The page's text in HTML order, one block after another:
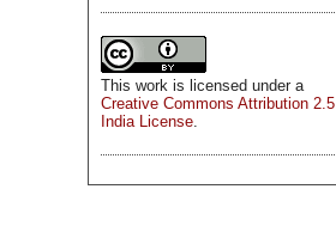
This work is licensed under a
Creative Commons Attribution 2.5
India License.